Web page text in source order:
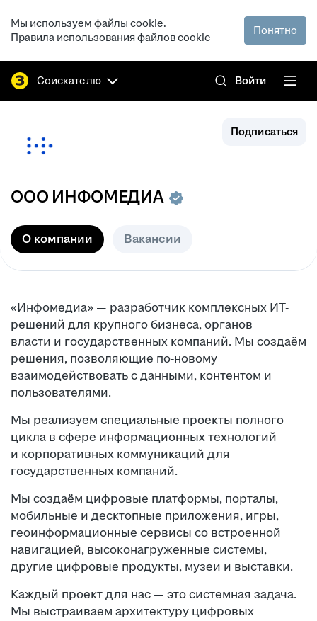
Мы используем файлы cookie.
Правила использования файлов cookie
Понятно
Соискателю Войти
Подписаться
ООО ИНФОМЕДИА
О компании Вакансии
«Инфомедиа» — разработчик комплексных ИТ-
решений для крупного бизнеса, органов
власти и государственных компаний. Мы создаём
решения, позволяющие по-новому
взаимодействовать с данными, контентом и
пользователями.
Мы реализуем специальные проекты полного
цикла в сфере информационных технологий
и корпоративных коммуникаций для
государственных компаний.
Мы создаём цифровые платформы, порталы,
мобильные и десктопные приложения, игры,
геоинформационные сервисы со встроенной
навигацией, высоконагруженные системы,
другие цифровые продукты, музеи и выставки.
Каждый проект для нас — это системная задача.
Мы выстраиваем архитектуру цифровых